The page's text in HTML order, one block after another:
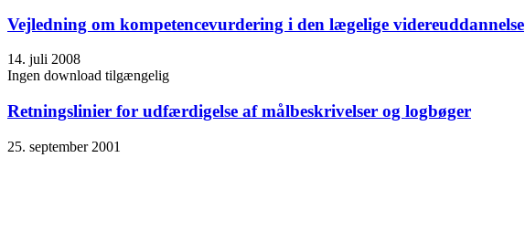
Vejledning om kompetencevurdering i den lægelige videreuddannelse
14. juli 2008
Ingen download tilgængelig
Retningslinier for udfærdigelse af målbeskrivelser og logbøger
25. september 2001